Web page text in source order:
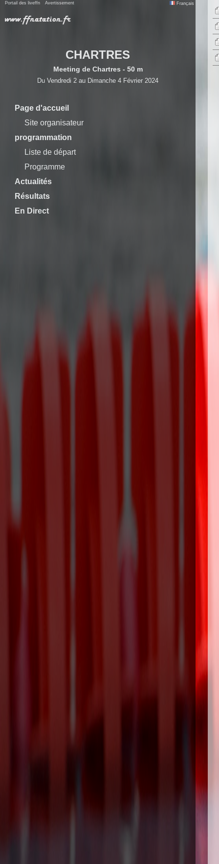
Portail des liveffn Avertissement Français
CHARTRES
Meeting de Chartres - 50 m
Du Vendredi 2 au Dimanche 4 Février 2024
Page d'accueil
Site organisateur
programmation
Liste de départ
Programme
Actualités
Résultats
En Direct